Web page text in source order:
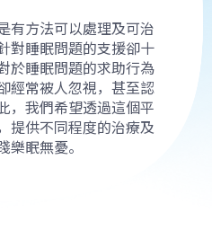
有方法可以處理及可治
對睡眠問題的支援卻十
於睡眠問題的求助行為
經常被人忽視，甚至認
，我們希望透過這個平
提供不同程度的治療及
樂眠無憂。